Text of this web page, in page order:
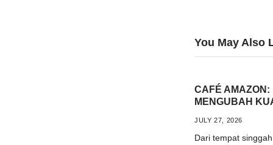
You May Also
CAFÉ
MENGUBAH
JULY 27, 2026
Dari tempat